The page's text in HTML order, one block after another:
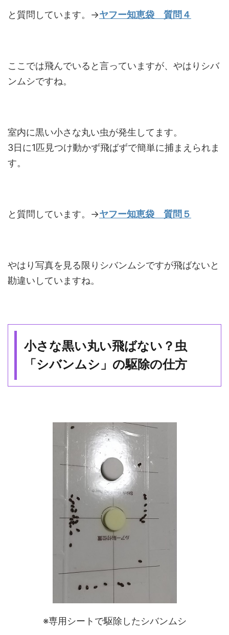
と質問しています。→ヤフー知恵袋 質問４
ここでは飛んでいると言っていますが、やはりシバ
ンムシですね。
室内に黒い小さな丸い虫が発生してます。
3日に1匹見つけ動かず飛ばずで簡単に捕まえられま
す。
と質問しています。→ヤフー知恵袋 質問５
やはり写真を見る限りシバンムシですが飛ばないと
勘違いしていますね。
小さな黒い丸い飛ばない？虫
「シバンムシ」の駆除の仕方
※専用シートで駆除したシバンムシ